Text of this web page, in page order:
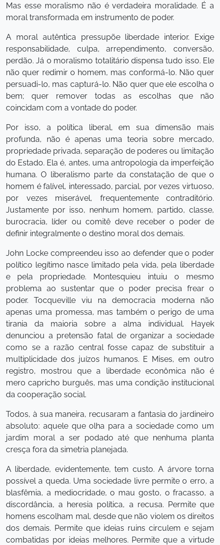
Mas esse moralismo não é verdadeira moralidade. É a
moral transformada em instrumento de poder.
A moral autêntica pressupõe liberdade interior. Exige
responsabilidade, culpa, arrependimento, conversão,
perdão. Já o moralismo totalitário dispensa tudo isso. Ele
não quer redimir o homem, mas conformá-lo. Não quer
persuadi-lo, mas capturá-lo. Não quer que ele escolha o
bem; quer remover todas as escolhas que não
coincidam com a vontade do poder.
Por isso, a política liberal, em sua dimensão mais
profunda, não é apenas uma teoria sobre mercado,
propriedade privada, separação de poderes ou limitação
do Estado. Ela é, antes, uma antropologia da imperfeição
humana. O liberalismo parte da constatação de que o
homem é falível, interessado, parcial, por vezes virtuoso,
por vezes miserável, frequentemente contraditório.
Justamente por isso, nenhum homem, partido, classe,
burocracia, líder ou comitê deve receber o poder de
definir integralmente o destino moral dos demais.
John Locke compreendeu isso ao defender que o poder
político legítimo nasce limitado pela vida, pela liberdade
e pela propriedade. Montesquieu intuiu o mesmo
problema ao sustentar que o poder precisa frear o
poder. Tocqueville viu na democracia moderna não
apenas uma promessa, mas também o perigo de uma
tirania da maioria sobre a alma individual. Hayek
denunciou a pretensão fatal de organizar a sociedade
como se a razão central fosse capaz de substituir a
multiplicidade dos juízos humanos. E Mises, em outro
registro, mostrou que a liberdade econômica não é
mero capricho burguês, mas uma condição institucional
da cooperação social.
Todos, à sua maneira, recusaram a fantasia do jardineiro
absoluto: aquele que olha para a sociedade como um
jardim moral a ser podado até que nenhuma planta
cresça fora da simetria planejada.
A liberdade, evidentemente, tem custo. A árvore torna
possível a queda. Uma sociedade livre permite o erro, a
blasfêmia, a mediocridade, o mau gosto, o fracasso, a
discordância, a heresia política, a recusa. Permite que
homens escolham mal, desde que não violem os direitos
dos demais. Permite que ideias ruins circulem e sejam
combatidas por ideias melhores. Permite que a virtude